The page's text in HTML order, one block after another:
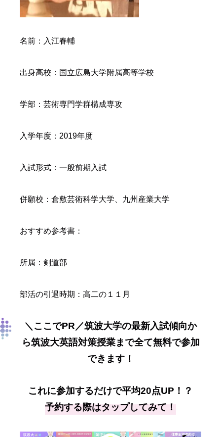
名前：入江春輔
出身高校：国立広島大学附属高等学校
学部：芸術専門学群構成専攻
入学年度：2019年度
入試形式：一般前期入試
併願校：倉敷芸術科学大学、九州産業大学
おすすめ参考書：
所属：剣道部
部活の引退時期：高二の１１月
＼ここでPR／筑波大学の最新入試傾向か
ら筑波大英語対策授業まで全て無料で参加
できます！
これに参加するだけで平均20点UP！？
予約する際はタップしてみて！